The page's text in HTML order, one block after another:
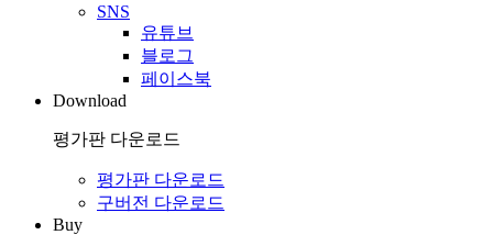
SNS
유튜브
블로그
페이스북
Download
평가판 다운로드
평가판 다운로드
구버전 다운로드
Buy